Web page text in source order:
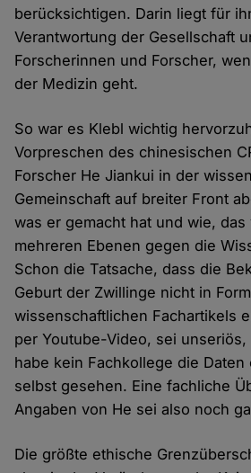
berücksichtigen. Darin liegt für
Verantwortung der Gesellschaft
Forscherinnen und Forscher,
der Medizin geht.
So war es Klebl wichtig
Vorpreschen des chinesischen
Forscher He Jiankui in der
Gemeinschaft auf breiter Front
was er gemacht hat und wie,
mehreren Ebenen gegen die
Schon die Tatsache, dass die
Geburt der Zwillinge nicht in
wissenschaftlichen Fachartikels
per Youtube-Video, sei
habe kein Fachkollege die Daten
selbst gesehen. Eine fachliche
Angaben von He sei also noch
Die größte ethische